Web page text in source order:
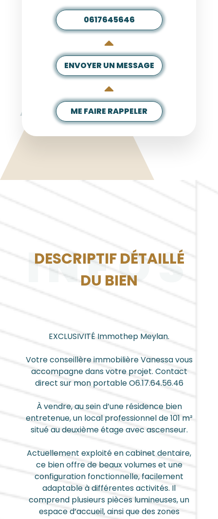
0617645646
ENVOYER UN MESSAGE
ME FAIRE RAPPELER
INFOS
DESCRIPTIF DÉTAILLÉ
DU BIEN
EXCLUSIVITÉ Immothep Meylan.
Votre conseillère immobilière Vanessa vous
accompagne dans votre projet. Contact
direct sur mon portable O6.17.64.56.46
À vendre, au sein d’une résidence bien
entretenue, un local professionnel de 101 m²
situé au deuxième étage avec ascenseur.
Actuellement exploité en cabinet dentaire,
ce bien offre de beaux volumes et une
configuration fonctionnelle, facilement
adaptable à différentes activités. Il
comprend plusieurs pièces lumineuses, un
espace d’accueil, ainsi que des zones